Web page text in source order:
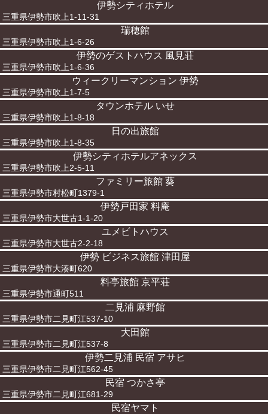
伊勢シティホテル
三重県伊勢市吹上1-11-31
瑞穂館
三重県伊勢市吹上1-6-26
伊勢のゲストハウス 風見荘
三重県伊勢市吹上1-6-36
ウィークリーマンション 伊勢
三重県伊勢市吹上1-7-5
タウンホテル いせ
三重県伊勢市吹上1-8-18
日の出旅館
三重県伊勢市吹上1-8-35
伊勢シティホテルアネックス
三重県伊勢市吹上2-5-11
ファミリー旅館 葵
三重県伊勢市村松町1379-1
伊勢戸田家 料庵
三重県伊勢市大世古1-1-20
ユメビトハウス
三重県伊勢市大世古2-2-18
伊勢 ビジネス旅館 津田屋
三重県伊勢市大湊町620
料亭旅館 京平荘
三重県伊勢市通町511
二見浦 麻野館
三重県伊勢市二見町江537-10
大田館
三重県伊勢市二見町江537-8
伊勢二見浦 民宿 アサヒ
三重県伊勢市二見町江562-45
民宿 つかさ亭
三重県伊勢市二見町江681-29
民宿ヤマト